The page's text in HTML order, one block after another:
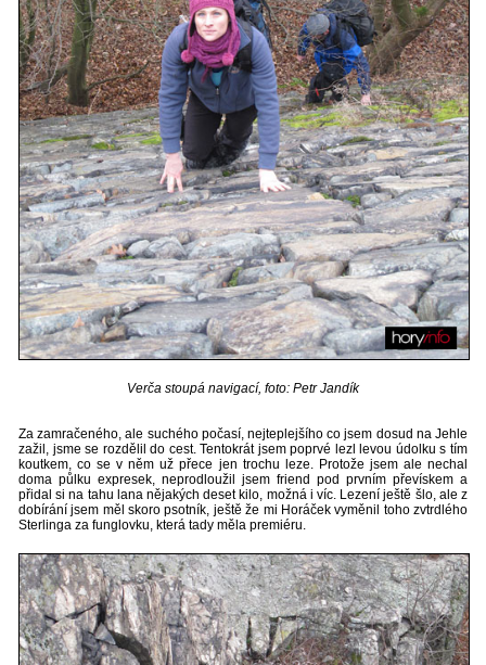
Verča stoupá navigací, foto: Petr Jandík
Za zamračeného, ale suchého počasí, nejteplejšího co jsem dosud na Jehle
zažil, jsme se rozdělil do cest. Tentokrát jsem poprvé lezl levou údolku s tím
koutkem, co se v něm už přece jen trochu leze. Protože jsem ale nechal
doma půlku expresek, neprodloužil jsem friend pod prvním převískem a
přidal si na tahu lana nějakých deset kilo, možná i víc. Lezení ještě šlo, ale z
dobírání jsem měl skoro psotník, ještě že mi Horáček vyměnil toho zvtrdlého
Sterlinga za funglovku, která tady měla premiéru.